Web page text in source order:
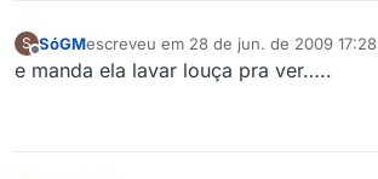
S
Offline
SóGMescreveu em 28 de jun. de 2009 17:28
última edição por
e manda ela lavar louça pra ver…..